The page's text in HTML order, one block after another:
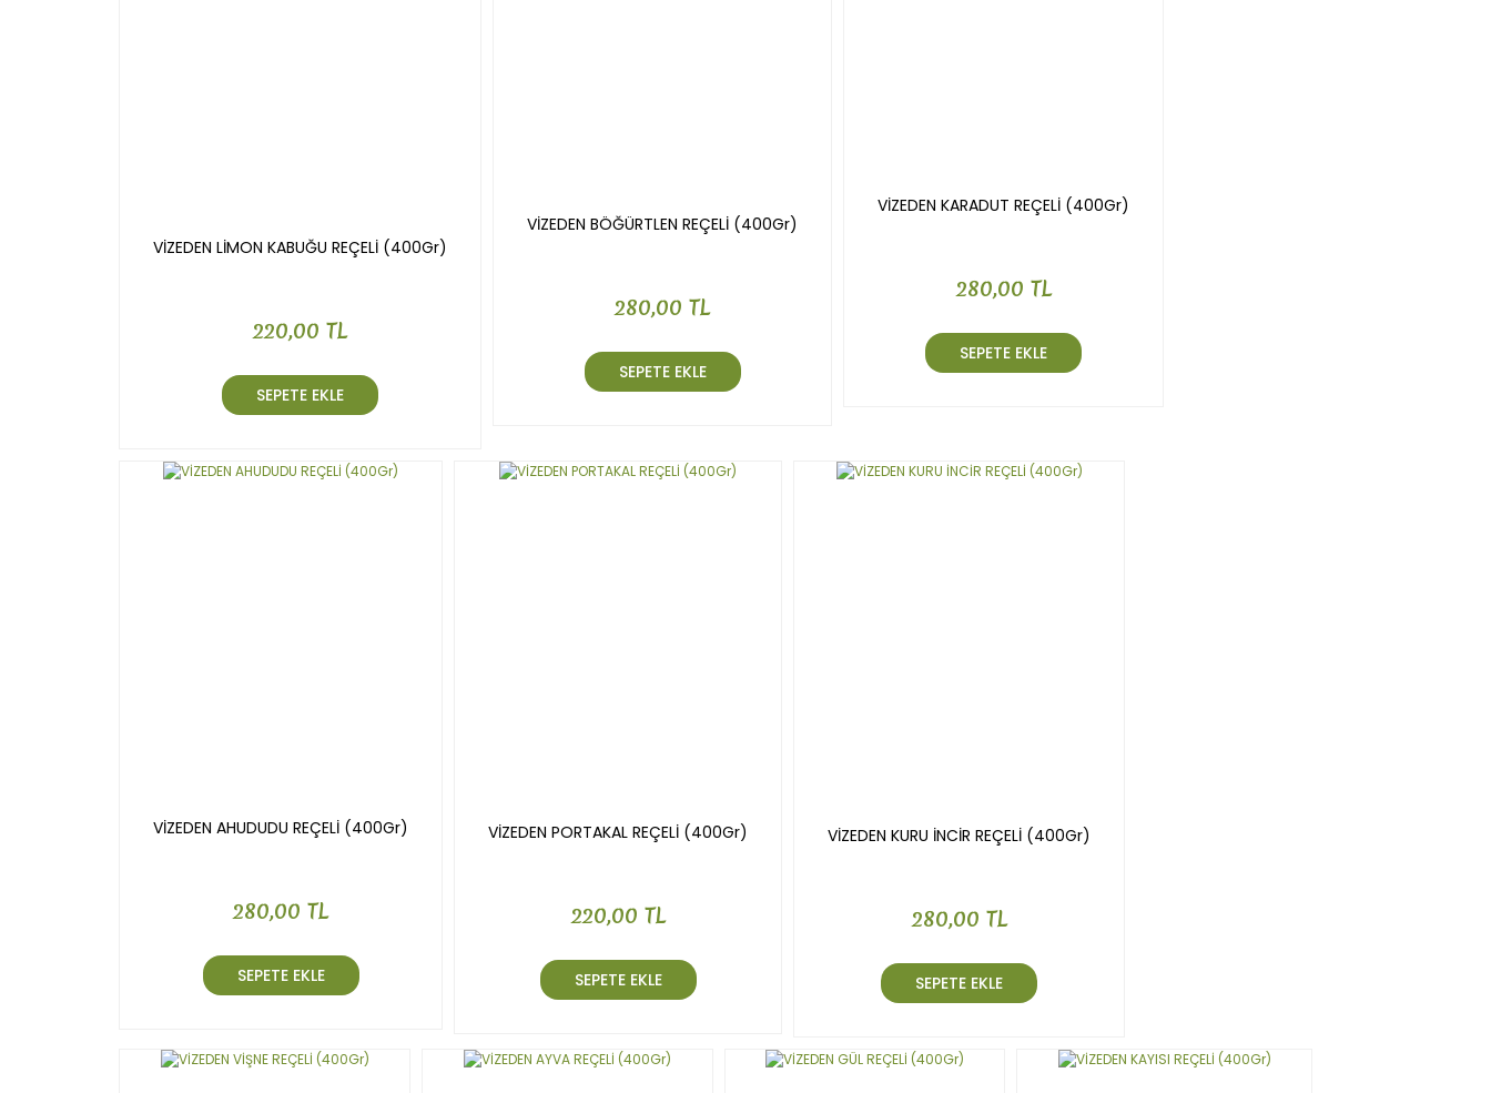
VİZEDEN LİMON KABUĞU REÇELİ (400Gr)
220,00 TL
SEPETE EKLE
VİZEDEN BÖĞÜRTLEN REÇELİ (400Gr)
280,00 TL
SEPETE EKLE
VİZEDEN KARADUT REÇELİ (400Gr)
280,00 TL
SEPETE EKLE
VİZEDEN AHUDUDU REÇELİ (400Gr)
280,00 TL
SEPETE EKLE
VİZEDEN PORTAKAL REÇELİ (400Gr)
220,00 TL
SEPETE EKLE
VİZEDEN KURU İNCİR REÇELİ (400Gr)
280,00 TL
SEPETE EKLE